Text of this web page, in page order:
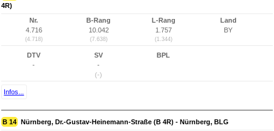
4R)
Nr.
4.716
(4.718)
B-Rang
10.042
(7.638)
L-Rang
1.757
(1.344)
Land
BY
DTV
-
SV
-
(-)
BPL
Infos...
B 14 Nürnberg, Dr.-Gustav-Heinemann-Straße (B 4R) - Nürnberg, BLG